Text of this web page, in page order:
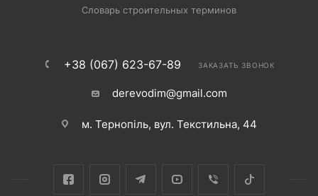
Словарь строительных терминов
+38 (067) 623-67-89 ЗАКАЗАТЬ ЗВОНОК
derevodim@gmail.com
м. Тернопіль, вул. Текстильна, 44